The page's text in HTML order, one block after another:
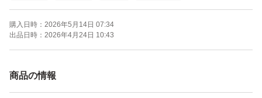
※出品から24時間以上経過した場合も、同じ価格で再出
品可能です。24カウントダウンボーナス利用をご希望の
場合は質問欄でお伝えください。
購入日時： 2026年5月14日 07:34
出品日時： 2026年4月24日 10:43
商品の情報